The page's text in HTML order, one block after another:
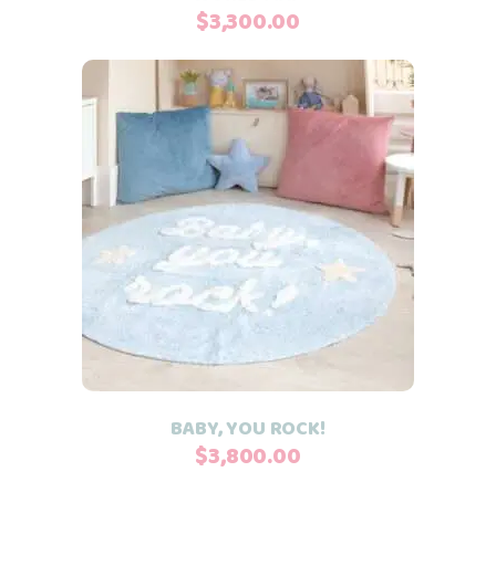
$3,300.00
Añadir al carrito
BABY, YOU ROCK!
$3,800.00